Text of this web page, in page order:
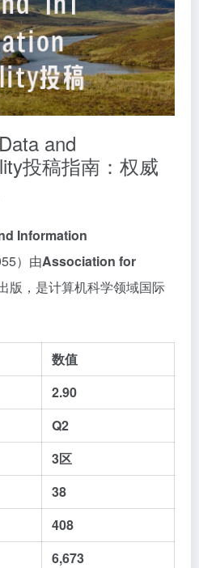
and
投稿指南：权威
Information
）由Association for
版，是计算机科学领域国际
数值
2.90
Q2
3区
38
408
6,673